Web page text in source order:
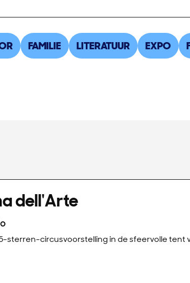
FAMILIE LITERATUUR EXPO
dell'Arte
sterren-circusvoorstelling in de sfeervolle tent